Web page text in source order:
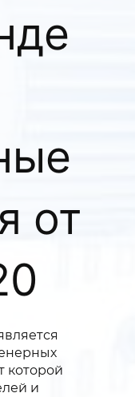
от
которой
и